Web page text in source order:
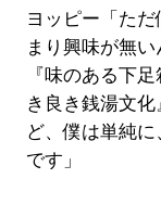
ヨッピー「た
まり興味が無
『味のある下
き良き銭湯文
ど、僕は単純
です」